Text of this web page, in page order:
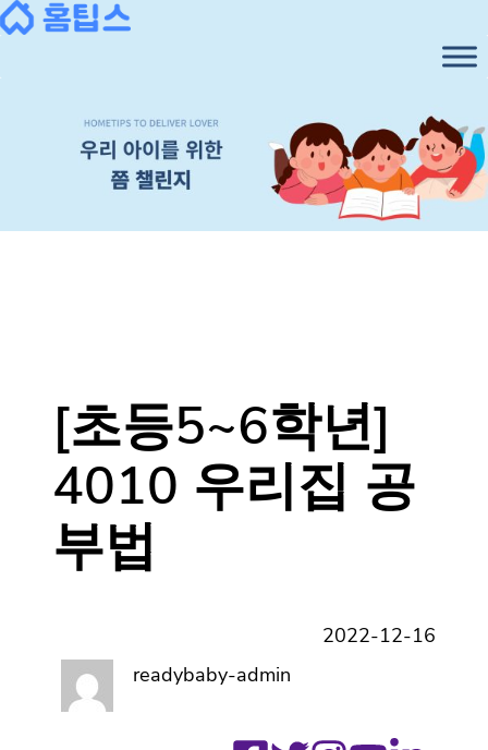
콘
텐
츠
기
[초등5~6학년]
4010 우리집 공
부법
2022-12-16
readybaby-admin